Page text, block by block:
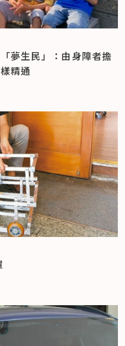
夢生民」：由身障者擔
精通